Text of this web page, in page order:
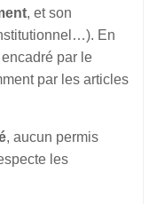
, et son
En
par le
par les articles
, aucun permis
les